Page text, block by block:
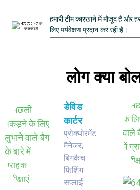
हमारी टीम कारखाने में मौजूद है और
लिए पर्यवेक्षण प्रदान कर रही है।
लोग क्या
डेविड
कार्टर
प्रोक्योरमेंट
मैनेजर,
बिगकैच
फिशिंग
सप्लाई